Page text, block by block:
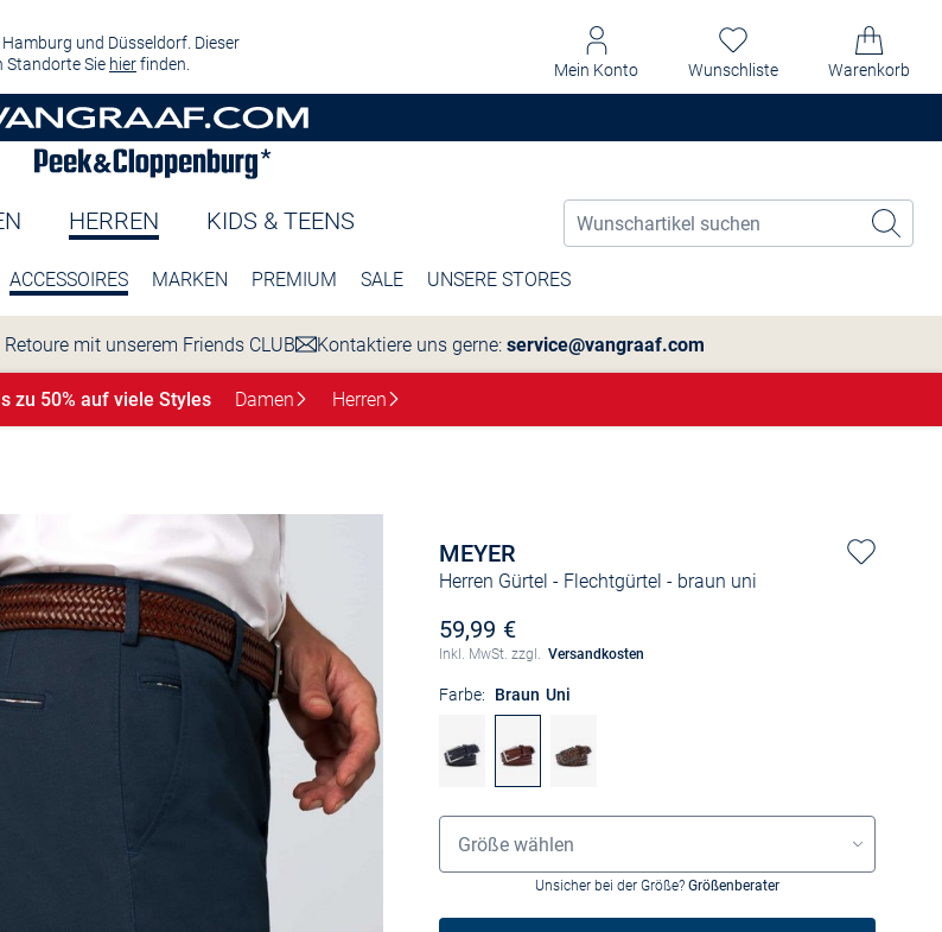
und Düsseldorf. Dieser
Standorte Sie hierfinden. Mein Konto Wunschliste Warenkorb
HERREN KIDS & TEENS
ACCESSOIRES MARKEN PREMIUM SALE UNSERE STORES
mit unserem Friends CLUB Kontaktiere uns gerne: service@vangraaf.com
zu 50% auf viele Styles Damen Herren
MEYER
Herren Gürtel - Flechtgürtel - braun uni
59,99 €
Inkl. MwSt. zzgl. Versandkosten
Farbe: Braun Uni
Größenauswahl
Größe wählen
Unsicher bei der Größe? Größenberater